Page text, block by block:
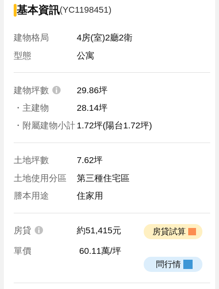
基本資訊(YC1198451)
建物格局
4房(室)2廳2衛
型態
公寓
建物坪數
29.86坪
・主建物
28.14坪
・附屬建物小計 1.72坪(陽台1.72坪)
土地坪數
7.62坪
土地使用分區
第三種住宅區
謄本用途
住家用
房貸 約51,415元
單價 60.11萬/坪